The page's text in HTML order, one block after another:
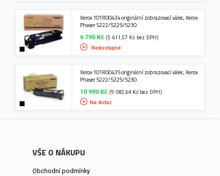
Xerox 101R00434 originální zobrazovací válec, Xerox
Phaser 5222/5225/5230
6 790 Kč (5 611,57 Kč bez DPH)
Nedostupné
Xerox 101R00435 originální zobrazovací válec, Xerox
Phaser 5222/5225/5230
10 990 Kč (9 082,64 Kč bez DPH)
Na dotaz
VŠE O NÁKUPU
Obchodní podmínky